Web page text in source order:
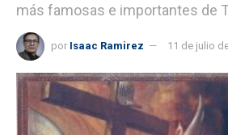
más famosas e importantes de
por Isaac Ramirez 11 de julio